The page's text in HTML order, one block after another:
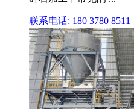
联系电话: 180 3780 8511